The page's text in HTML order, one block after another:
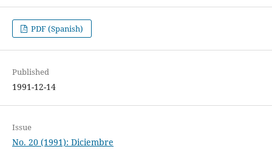
PDF (Spanish)
Published
1991-12-14
Issue
No. 20 (1991): Diciembre